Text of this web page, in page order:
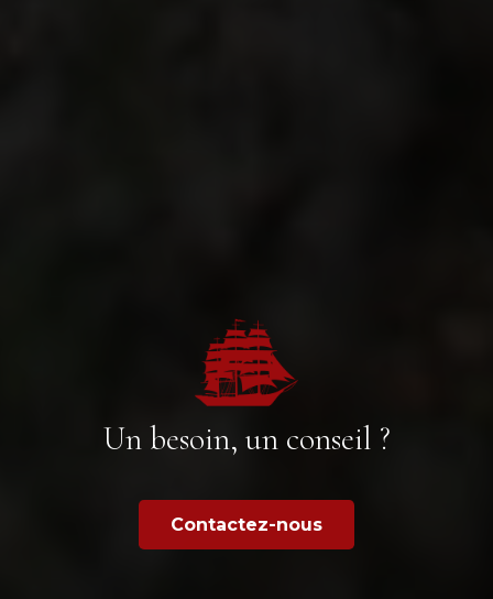
Un besoin, un conseil ?
Contactez-nous